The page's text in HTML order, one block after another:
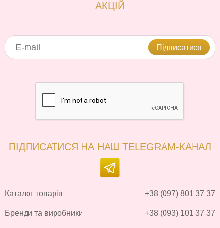
АКЦІЙ
Підписатися
ПІДПИСАТИСЯ НА НАШ TELEGRAM-КАНАЛ
Каталог товарів
Бренди та виробники
+38 (097) 801 37 37
+38 (093) 101 37 37